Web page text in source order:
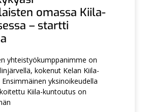
omassa Kiila-
– startti
yhteistyökumppanimme on
kokenut Kelan Kiila-
yksinoikeudella
Kiila-kuntoutus on